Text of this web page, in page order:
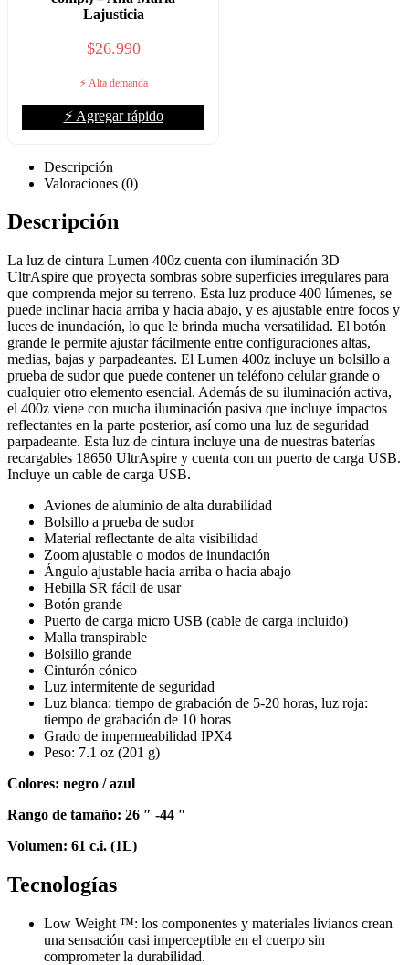
Lajusticia
$26.990
⚡ Alta demanda
⚡ Agregar rápido
Descripción
Valoraciones (0)
Descripción
La luz de cintura Lumen 400z cuenta con iluminación 3D
UltrAspire que proyecta sombras sobre superficies irregulares para
que comprenda mejor su terreno. Esta luz produce 400 lúmenes, se
puede inclinar hacia arriba y hacia abajo, y es ajustable entre focos y
luces de inundación, lo que le brinda mucha versatilidad. El botón
grande le permite ajustar fácilmente entre configuraciones altas,
medias, bajas y parpadeantes. El Lumen 400z incluye un bolsillo a
prueba de sudor que puede contener un teléfono celular grande o
cualquier otro elemento esencial. Además de su iluminación activa,
el 400z viene con mucha iluminación pasiva que incluye impactos
reflectantes en la parte posterior, así como una luz de seguridad
parpadeante. Esta luz de cintura incluye una de nuestras baterías
recargables 18650 UltrAspire y cuenta con un puerto de carga USB.
Incluye un cable de carga USB.
Aviones de aluminio de alta durabilidad
Bolsillo a prueba de sudor
Material reflectante de alta visibilidad
Zoom ajustable o modos de inundación
Ángulo ajustable hacia arriba o hacia abajo
Hebilla SR fácil de usar
Botón grande
Puerto de carga micro USB (cable de carga incluido)
Malla transpirable
Bolsillo grande
Cinturón cónico
Luz intermitente de seguridad
Luz blanca: tiempo de grabación de 5-20 horas, luz roja:
tiempo de grabación de 10 horas
Grado de impermeabilidad IPX4
Peso: 7.1 oz (201 g)
Colores: negro / azul
Rango de tamaño: 26 ″ -44 ″
Volumen: 61 c.i. (1L)
Tecnologías
Low Weight ™: los componentes y materiales livianos crean
una sensación casi imperceptible en el cuerpo sin
comprometer la durabilidad.